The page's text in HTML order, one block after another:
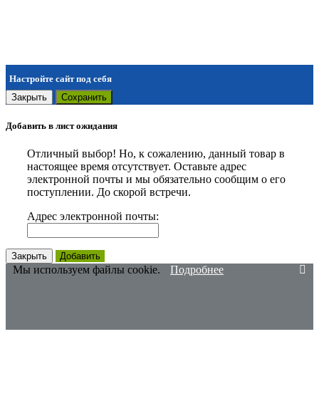
Настройте сайт под себя
Закрыть
Сохранить
Добавить в лист ожидания
Отличный выбор! Но, к сожалению, данный товар в
настоящее время отсутствует. Оставьте адрес
электронной почты и мы обязательно сообщим о его
поступлении. До скорой встречи.
Адрес электронной почты:
Закрыть Добавить
Мы используем файлы cookie. Подробнее